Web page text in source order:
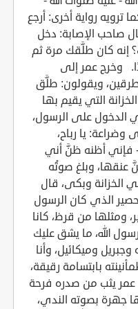
ترويه رواية أخرى: أرجع
صاحب الإصابة: دخل
إنه كان طلَّقك مرة ثم
وخرج عمر إلى
ويقولون: طلَّق
التي يقيم بها
الدخول على الرسول،
وضراعة: يا رباح،
- فإني أظنه ظنَّ أني
عنقها، وبلغ صوتُه
الخزانة وبكى، قال
الذي كان الرسول
ومثلها من قرظ، كانا
الله، ما يشق عليك
وميكائيل، وأنا
بابتسامة رقيقة،
يثب من صدره فرحة
جهرة بصوته الندي،